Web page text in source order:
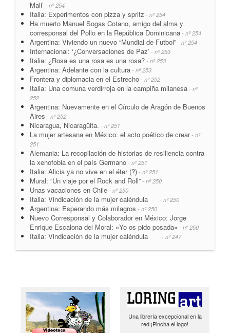
Mali’ - nº 254
Italia: Experimentos con pizza y spritz - nº 254
Ha muerto Manuel Sogas Cotano, amigo del alma y
corresponsal del Pollo en la República Dominicana - nº 254
Argentina: Viviendo un nuevo “Mundial de Futbol” - nº 254
Internacional: ‘¿Conversaciones de Paz’ - nº 253
Italia: ¿Rosa es una rosa es una rosa? - nº 253
Argentina: Adelante con la cultura - nº 253
Frontera y diplomacia en el Estrecho - nº 252
Italia: Una comuna verdirroja en la campiña milanesa - nº
252
Argentina: Nuevamente en el Círculo de Aragón de Buenos
Aires - nº 252
Nicaragua, Nicaragüita. - nº 251
La mujer artesana en México: el acto poético de crear- nº
251
Alemania: La recopilación de historias de resiliencia contra
la xenofobia en el país Germano - nº 251
Italia: Alicia ya no vive en el éter (?) - nº 251
Mural: “Un viaje por el Rock and Roll” - nº 250
Unas vacaciones en Chile - nº 250
Italia: Vindicación de la mujer caléndula - nº 250
Argentina: Esperando más milagros - nº 250
Nuevo Corresponsal y Colaborador en México: Jorge
Enrique Escalona del Moral: «Yo os pido posada» - nº 250
Italia: Vindicación de la mujer caléndula - nº 247
Una librería excepcional en la
red ¡Pincha el logo!